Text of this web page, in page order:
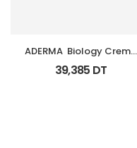
ADERMA  Biology Creme
Legere Hyd Tb 0Ml
39,385 DT